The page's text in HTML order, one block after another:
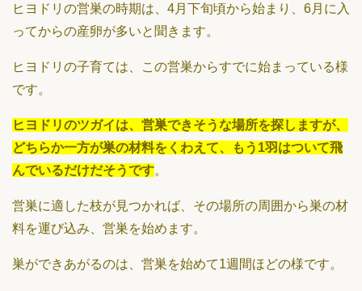
ヒヨドリの営巣の時期は、4月下旬頃から始まり、6月に入
ってからの産卵が多いと聞きます。
ヒヨドリの子育ては、この営巣からすでに始まっている様
です。
ヒヨドリのツガイは、営巣できそうな場所を探しますが、
どちらか一方が巣の材料をくわえて、もう1羽はついて飛
んでいるだけだそうです。
営巣に適した枝が見つかれば、その場所の周囲から巣の材
料を運び込み、営巣を始めます。
巣ができあがるのは、営巣を始めて1週間ほどの様です。